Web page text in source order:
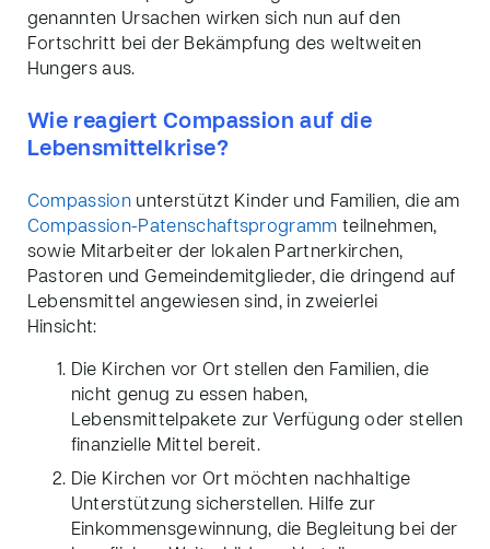
genannten Ursachen wirken sich nun auf den
Fortschritt bei der Bekämpfung des weltweiten
Hungers aus.
Wie reagiert Compassion auf die
Lebensmittelkrise?
Compassion unterstützt Kinder und Familien, die am
Compassion-Patenschaftsprogramm teilnehmen,
sowie Mitarbeiter der lokalen Partnerkirchen,
Pastoren und Gemeindemitglieder, die dringend auf
Lebensmittel angewiesen sind, in zweierlei
Hinsicht:
Die Kirchen vor Ort stellen den Familien, die
nicht genug zu essen haben,
Lebensmittelpakete zur Verfügung oder stellen
finanzielle Mittel bereit.
Die Kirchen vor Ort möchten nachhaltige
Unterstützung sicherstellen. Hilfe zur
Einkommensgewinnung, die Begleitung bei der